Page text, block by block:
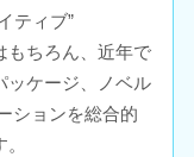
ティブ”
もちろん、近年で
ッケージ、ノベル
ションを総合的